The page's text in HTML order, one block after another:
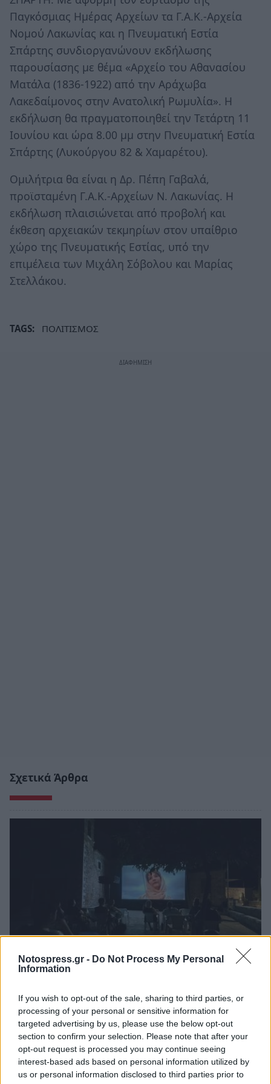
Notospress.gr - Do Not Process My Personal
Information
If you wish to opt-out of the sale, sharing to third parties, or
processing of your personal or sensitive information for
targeted advertising by us, please use the below opt-out
section to confirm your selection. Please note that after your
opt-out request is processed you may continue seeing
interest-based ads based on personal information utilized by
us or personal information disclosed to third parties prior to
Παγκόσμιας Ημέρας Αρχείων τα Γ.Α.Κ.-Αρχεία
Νομού Λακωνίας και η Πνευματική Εστία
Σπάρτης συνδιοργανώνουν εκδήλωσης
παρουσίασης με θέμα «Αρχείο του Αθανασίου
Ματάλα (1836-1922) από την Αράχωβα
Λακεδαίμονος στην Ανατολική Ρωμυλία». Η
εκδήλωση θα πραγματοποιηθεί την Τετάρτη 11
Ιουνίου και ώρα 8.00 μμ στην Πνευματική Εστία
Σπάρτης (Λυκούργου 82 & Χαμαρέτου).
Ομιλήτρια θα είναι η Δρ. Πέπη Γαβαλά,
προϊσταμένη Γ.Α.Κ.-Αρχείων Ν. Λακωνίας. Η
εκδήλωση πλαισιώνεται από προβολή και
έκθεση αρχειακών τεκμηρίων στον υπαίθριο
χώρο της Πνευματικής Εστίας, υπό την
επιμέλεια των Μιχάλη Σόβολου και Μαρίας
Στελλάκου.
TAGS: ΠΟΛΙΤΙΣΜΟΣ
Σχετικά Άρθρα
προφεστιβαλικές δράσεις του 3ου Kardamili
Art Doc Festival
05/08/2026 20:32